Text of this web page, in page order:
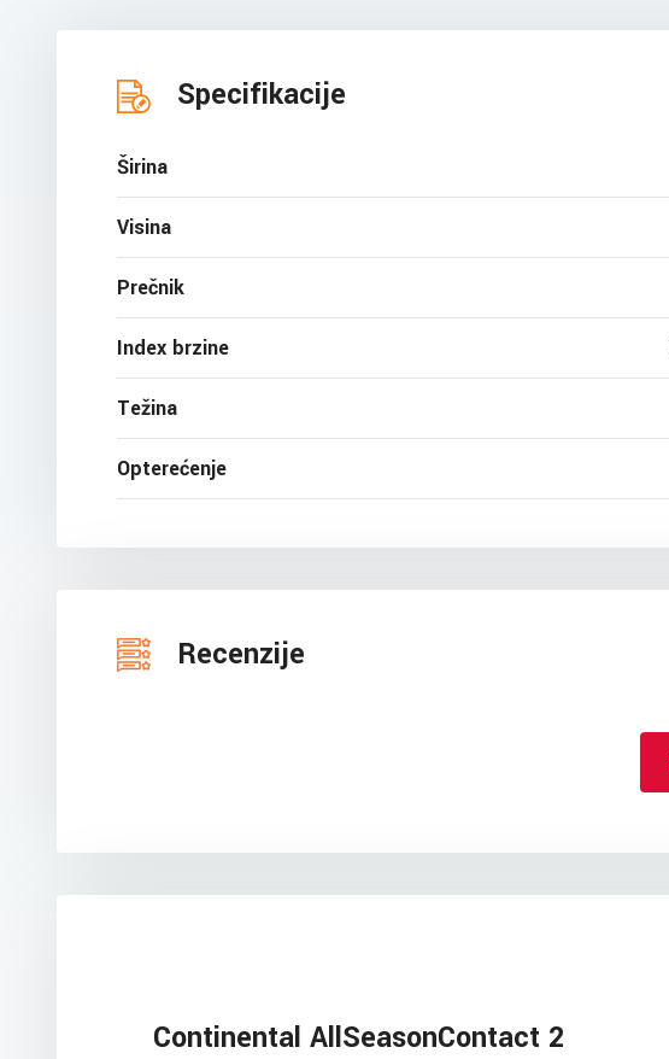
Specifikacije
Širina
Visina
Prečnik
Index brzine
Težina
Opterećenje
Recenzije
Continental AllSeasonContact 2